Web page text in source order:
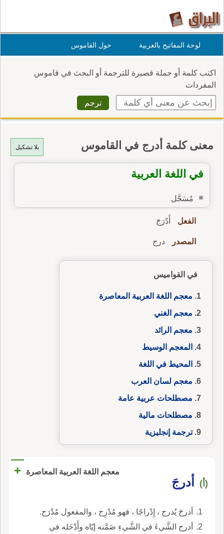
لوحة المفاتيح بالعربية حول القاموس
اكتب كلمة أو جملة قصيرة للترجمة أو البحث في قاموس
المفردات
بلا تشكيل معنى كلمة أدرج في القاموس
في اللغة العربية
مُسَجَّل
الفعل أَدْرَجَ
المصدر درج
في القواميس
معجم اللغة العربية المعاصرة
معجم الغني
معجم الرائد
المعجم الوسيط
المحيط في اللغة
معجم لسان العرب
مصطلحات عربية عامة
مصطلحات مالية
ترجمة إنجليزية
معجم اللغة العربية المعاصرة +
(أ) أدرجَ
أدرجَ يُدرج ، إِدْراجًا ، فهو مُدْرِج ، والمفعول مُدْرَج.
أدرج الشَّيءَ في الشَّيءِ ضَمَّنه إيّاه وأَدْخَله في